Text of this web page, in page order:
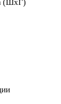
(ШхГ)